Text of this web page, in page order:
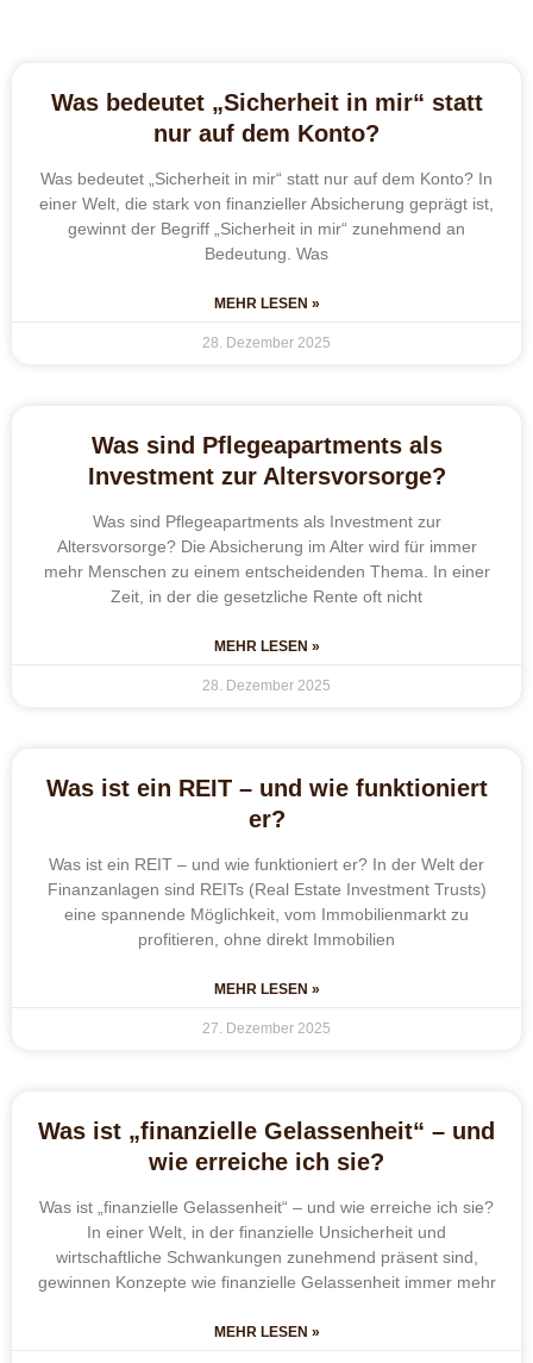
Was bedeutet „Sicherheit in mir“ statt
nur auf dem Konto?
Was bedeutet „Sicherheit in mir“ statt nur auf dem Konto? In
einer Welt, die stark von finanzieller Absicherung geprägt ist,
gewinnt der Begriff „Sicherheit in mir“ zunehmend an
Bedeutung. Was
MEHR LESEN »
28. Dezember 2025
Was sind Pflegeapartments als
Investment zur Altersvorsorge?
Was sind Pflegeapartments als Investment zur
Altersvorsorge? Die Absicherung im Alter wird für immer
mehr Menschen zu einem entscheidenden Thema. In einer
Zeit, in der die gesetzliche Rente oft nicht
MEHR LESEN »
28. Dezember 2025
Was ist ein REIT – und wie funktioniert
er?
Was ist ein REIT – und wie funktioniert er? In der Welt der
Finanzanlagen sind REITs (Real Estate Investment Trusts)
eine spannende Möglichkeit, vom Immobilienmarkt zu
profitieren, ohne direkt Immobilien
MEHR LESEN »
27. Dezember 2025
Was ist „finanzielle Gelassenheit“ – und
wie erreiche ich sie?
Was ist „finanzielle Gelassenheit“ – und wie erreiche ich sie?
In einer Welt, in der finanzielle Unsicherheit und
wirtschaftliche Schwankungen zunehmend präsent sind,
gewinnen Konzepte wie finanzielle Gelassenheit immer mehr
MEHR LESEN »